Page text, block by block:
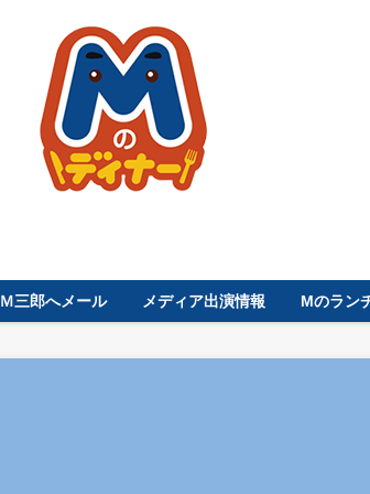
Ｍ三郎へメール メディア出演情報 Mのラン